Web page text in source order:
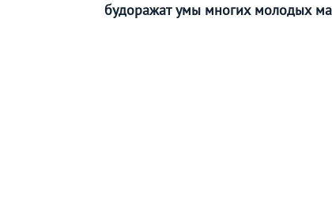
будоражат умы многих молодых